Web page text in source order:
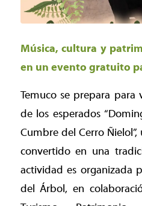
Música, cultura y
en un evento gratuito
Temuco se prepara para
de los esperados
Cumbre del Cerro
convertido en una
actividad es organizada
del Árbol, en